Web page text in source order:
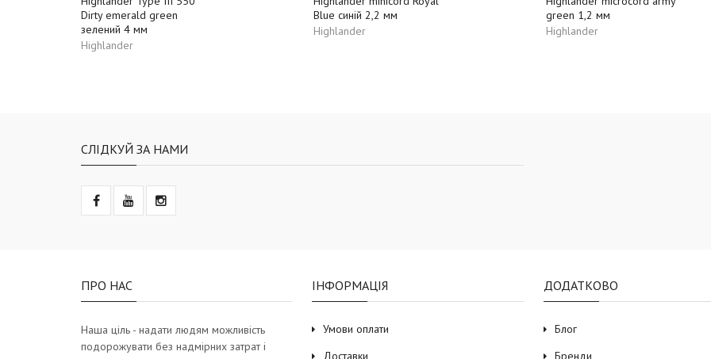
Dirty emerald green
зелений 4 мм
Highlander
Blue синій 2,2 мм
Highlander
green 1,2 мм
Highlander
СЛІДКУЙ ЗА НАМИ
ПРО НАС
Наша ціль - надати людям можливість
подорожувати без надмірних затрат і
ІНФОРМАЦІЯ
Умови оплати
Доставки
ДОДАТКОВО
Блог
Бренди